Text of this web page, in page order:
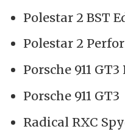
Polestar 2 BST
Polestar 2
Porsche 911 GT3
Porsche 911 GT3
Radical RXC